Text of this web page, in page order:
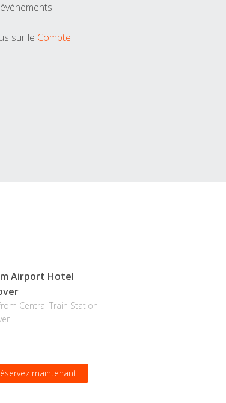
sur le Compte
Airport Hotel
Central Train Station
maintenant